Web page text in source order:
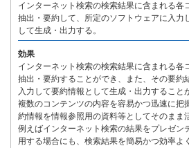
インターネット検索の検索結果に含まれる各
抽出・要約して、所定のソフトウェアに入力
して生成・出力する。
効果
インターネット検索の検索結果に含まれる各
抽出・要約することができ、また、その要約
入力して要約情報として生成・出力すること
複数のコンテンツの内容を容易かつ迅速に把
約情報を情報参照用の資料等としてそのまま
例えばインターネット検索の結果をプレゼン
用する場合にも、検索結果を簡易かつ効率よ